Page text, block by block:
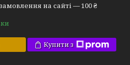
на сайті — 100 ₴
Купити з